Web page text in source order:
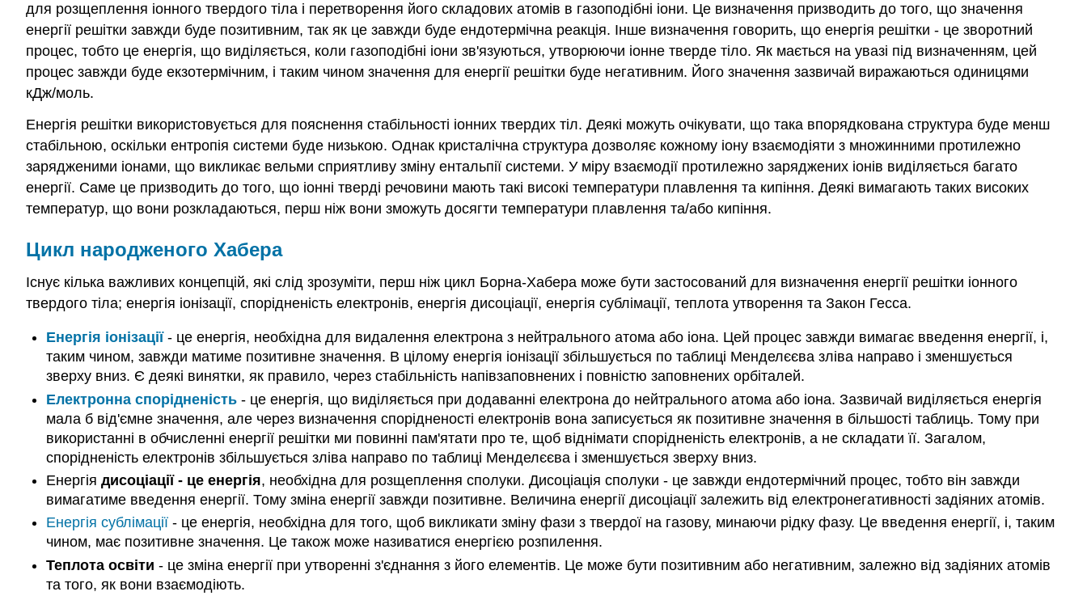
для розщеплення іонного твердого тіла і перетворення його складових атомів в газоподібні іони. Це визначення призводить до того, що значення
енергії решітки завжди буде позитивним, так як це завжди буде ендотермічна реакція. Інше визначення говорить, що енергія решітки - це зворотний
процес, тобто це енергія, що виділяється, коли газоподібні іони зв'язуються, утворюючи іонне тверде тіло. Як мається на увазі під визначенням, цей
процес завжди буде екзотермічним, і таким чином значення для енергії решітки буде негативним. Його значення зазвичай виражаються одиницями
кДж/моль.
Енергія решітки використовується для пояснення стабільності іонних твердих тіл. Деякі можуть очікувати, що така впорядкована структура буде менш
стабільною, оскільки ентропія системи буде низькою. Однак кристалічна структура дозволяє кожному іону взаємодіяти з множинними протилежно
зарядженими іонами, що викликає вельми сприятливу зміну ентальпії системи. У міру взаємодії протилежно заряджених іонів виділяється багато
енергії. Саме це призводить до того, що іонні тверді речовини мають такі високі температури плавлення та кипіння. Деякі вимагають таких високих
температур, що вони розкладаються, перш ніж вони зможуть досягти температури плавлення та/або кипіння.
Цикл народженого Хабера
Існує кілька важливих концепцій, які слід зрозуміти, перш ніж цикл Борна-Хабера може бути застосований для визначення енергії решітки іонного
твердого тіла; енергія іонізації, спорідненість електронів, енергія дисоціації, енергія сублімації, теплота утворення та Закон Гесса.
Енергія іонізації- це енергія, необхідна для видалення електрона з нейтрального атома або іона. Цей процес завжди вимагає введення енергії, і,
таким чином, завжди матиме позитивне значення. В цілому енергія іонізації збільшується по таблиці Менделєєва зліва направо і зменшується
зверху вниз. Є деякі винятки, як правило, через стабільність напівзаповнених і повністю заповнених орбіталей.
Електронна спорідненість- це енергія, що виділяється при додаванні електрона до нейтрального атома або іона. Зазвичай виділяється енергія
мала б від'ємне значення, але через визначення спорідненості електронів вона записується як позитивне значення в більшості таблиць. Тому при
використанні в обчисленні енергії решітки ми повинні пам'ятати про те, щоб віднімати спорідненість електронів, а не складати її. Загалом,
спорідненість електронів збільшується зліва направо по таблиці Менделєєва і зменшується зверху вниз.
Енергія дисоціації - це енергія, необхідна для розщеплення сполуки. Дисоціація сполуки - це завжди ендотермічний процес, тобто він завжди
вимагатиме введення енергії. Тому зміна енергії завжди позитивне. Величина енергії дисоціації залежить від електронегативності задіяних атомів.
Енергія сублімації- це енергія, необхідна для того, щоб викликати зміну фази з твердої на газову, минаючи рідку фазу. Це введення енергії, і, таким
чином, має позитивне значення. Це також може називатися енергією розпилення.
Теплота освіти - це зміна енергії при утворенні з'єднання з його елементів. Це може бути позитивним або негативним, залежно від задіяних атомів
та того, як вони взаємодіють.